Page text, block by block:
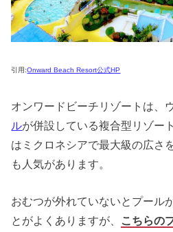
引用:Onward Beach Resort公式HP
オンワードビーチリゾートは、
ルが併設している複合型リゾー
はミクロネシアで最大級の広さ
も人気があります。
おむつが外れていないとプール
とがよくありますが、 こちらの